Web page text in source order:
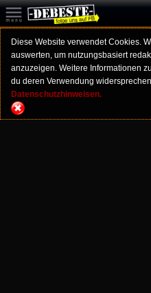
Diese Website verwendet Cookies.
auswerten, um nutzungsbasiert
anzuzeigen. Weitere Informationen
du deren Verwendung
Datenschutzhinweisen.